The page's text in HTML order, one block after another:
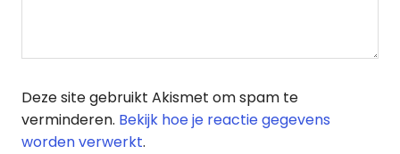
Deze site gebruikt Akismet om spam te
verminderen. Bekijk hoe je reactie gegevens
worden verwerkt.